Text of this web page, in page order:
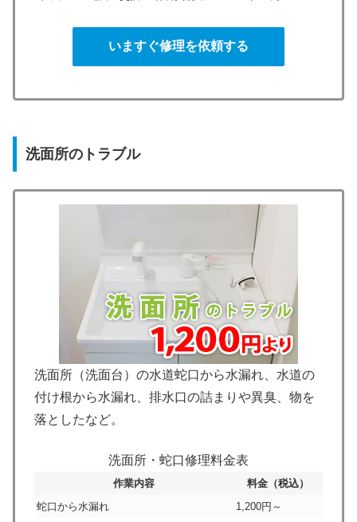
いますぐ修理を依頼する
洗面所のトラブル
洗面所（洗面台）の水道蛇口から水漏れ、水道の
付け根から水漏れ、排水口の詰まりや異臭、物を
落としたなど。
洗面所・蛇口修理料金表
作業内容
料金（税込）
蛇口から水漏れ
1,200円～